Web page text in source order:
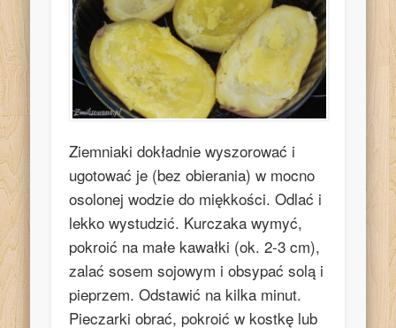
Ziemniaki dokładnie wyszorować i
ugotować je (bez obierania) w mocno
osolonej wodzie do miękkości. Odlać i
lekko wystudzić. Kurczaka wymyć,
pokroić na małe kawałki (ok. 2-3 cm),
zalać sosem sojowym i obsypać solą i
pieprzem. Odstawić na kilka minut.
Pieczarki obrać, pokroić w kostkę lub